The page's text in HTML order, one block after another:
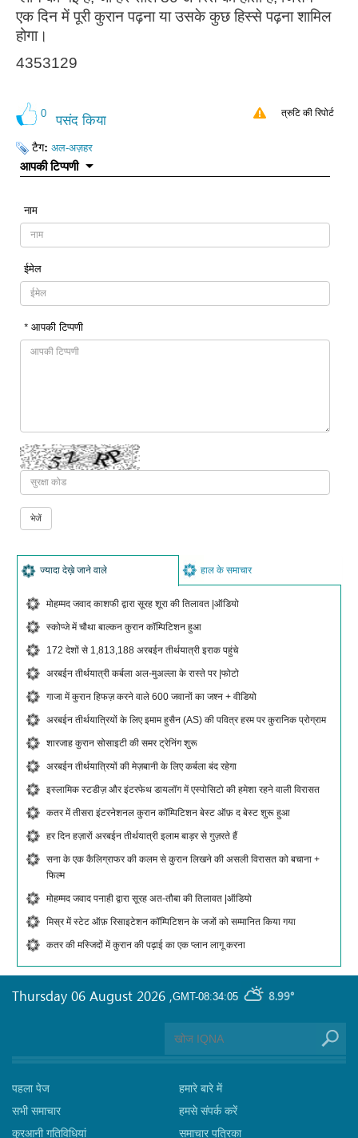
एक दिन में पूरी कुरान पढ़ना या उसके कुछ हिस्से पढ़ना शामिल
होगा।
4353129
0 पसंद किया त्रुटि की रिपोर्ट
टैग: अल-अज़हर
आपकी टिप्पणी
नाम
ईमेल
* आपकी टिप्पणी
ज्यादा देख़े जाने वाले हाल के समाचार
मोहम्मद जवाद काशफी द्वारा सूरह शूरा की तिलावत |ऑडियो
स्कोप्जे में चौथा बाल्कन कुरान कॉम्पिटिशन हुआ
172 देशों से 1,813,188 अरबईन तीर्थयात्री इराक पहुंचे
अरबईन तीर्थयात्री कर्बला अल-मुअल्ला के रास्ते पर |फोटो
गाजा में कुरान हिफज़ करने वाले 600 जवानों का जश्न + वीडियो
अरबईन तीर्थयात्रियों के लिए इमाम हुसैन (AS) की पवित्र हरम पर कुरानिक प्रोग्राम
शारजाह कुरान सोसाइटी की समर ट्रेनिंग शुरू
अरबईन तीर्थयात्रियों की मेज़बानी के लिए कर्बला बंद रहेगा
इस्लामिक स्टडीज़ और इंटरफेथ डायलॉग में एस्पोसिटो की हमेशा रहने वाली विरासत
कतर में तीसरा इंटरनेशनल कुरान कॉम्पिटिशन बेस्ट ऑफ़ द बेस्ट शुरू हुआ
हर दिन हज़ारों अरबईन तीर्थयात्री इलाम बाड़र से गुज़रते हैं
सना के एक कैलिग्राफर की कलम से कुरान लिखने की असली विरासत को बचाना +
फिल्म
मोहम्मद जवाद पनाही द्वारा सूरह अत-तौबा की तिलावत |ऑडियो
मिस्र में स्टेट ऑफ़ रिसाइटेशन कॉम्पिटिशन के जजों को सम्मानित किया गया
कतर की मस्जिदों में कुरान की पढ़ाई का एक प्लान लागू करना
GMT-08:34:05 8.99°
Thursday 06 August 2026 ,
पहला पेज
सभी समाचार
कुरआनी गतिविधियां
हमारे बारे में
हमसे संपर्क करें
समाचार पत्रिका